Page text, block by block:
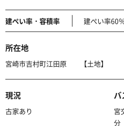
建ぺい率・容積率 建ぺい率60
所在地
宮崎市吉村町江田原 【土地】
現況
古家あり
バ
宮
分